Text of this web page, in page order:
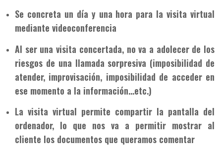
Se concreta un día y una hora para la visita virtual
mediante videoconferencia
Al ser una visita concertada, no va a adolecer de los
riesgos de una llamada sorpresiva (imposibilidad de
atender, improvisación, imposibilidad de acceder en
ese momento a la información…etc.)
La visita virtual permite compartir la pantalla del
ordenador, lo que nos va a permitir mostrar al
cliente los documentos que queramos comentar